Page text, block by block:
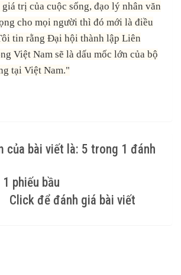
trị của cuộc sống, đạo lý nhân văn
cho mọi người thì đó mới là điều
tin rằng Đại hội thành lập Liên
Việt Nam sẽ là dấu mốc lớn của bộ
tại Việt Nam."
của bài viết là: 5 trong 1 đánh
1 phiếu bầu
Click để đánh giá bài viết